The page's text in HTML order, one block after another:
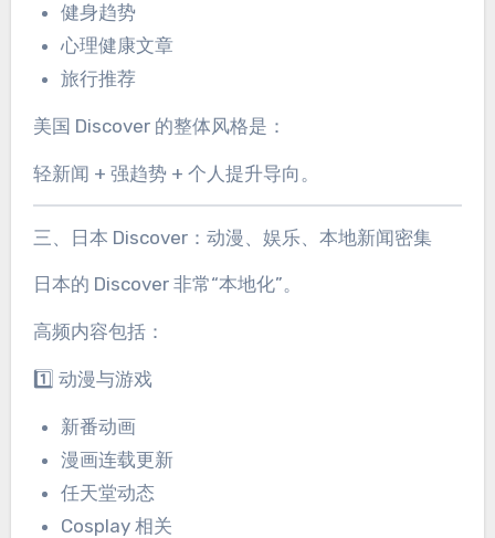
健身趋势
心理健康文章
旅行推荐
美国 Discover 的整体风格是：
轻新闻 + 强趋势 + 个人提升导向。
三、日本 Discover：动漫、娱乐、本地新闻密集
日本的 Discover 非常“本地化”。
高频内容包括：
1️⃣ 动漫与游戏
新番动画
漫画连载更新
任天堂动态
Cosplay 相关